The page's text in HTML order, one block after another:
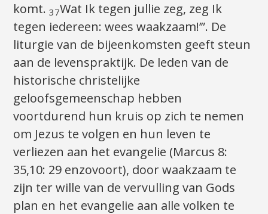
komt.37Wat Ik tegen jullie zeg, zeg Ik
tegen iedereen: wees waakzaam!’”. De
liturgie van de bijeenkomsten geeft steun
aan de levenspraktijk. De leden van de
historische christelijke
geloofsgemeenschap hebben
voortdurend hun kruis op zich te nemen
om Jezus te volgen en hun leven te
verliezen aan het evangelie (Marcus 8:
35,10: 29 enzovoort), door waakzaam te
zijn ter wille van de vervulling van Gods
plan en het evangelie aan alle volken te